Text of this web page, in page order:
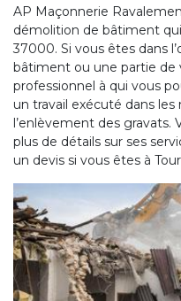
AP Maçonnerie
démolition de bâtiment
37000. Si vous êtes dans
bâtiment ou une partie de
professionnel à qui vous
un travail exécuté dans
l’enlèvement des gravats.
plus de détails sur ses
un devis si vous êtes à